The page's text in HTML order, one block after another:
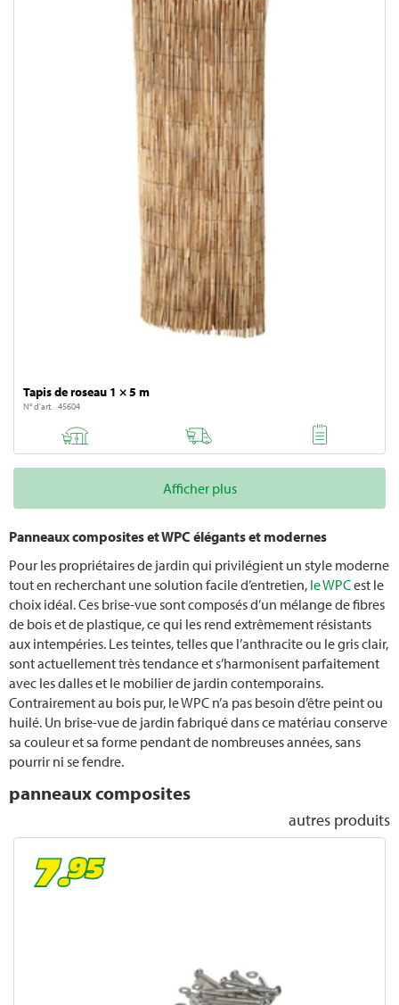
Tapis de roseau 1 × 5 m
N° d'art. 45604
Afficher plus
Panneaux composites et WPC élégants et modernes
Pour les propriétaires de jardin qui privilégient un style moderne
tout en recherchant une solution facile d’entretien, le WPCest le
choix idéal. Ces brise-vue sont composés d’un mélange de fibres
de bois et de plastique, ce qui les rend extrêmement résistants
aux intempéries. Les teintes, telles que l’anthracite ou le gris clair,
sont actuellement très tendance et s’harmonisent parfaitement
avec les dalles et le mobilier de jardin contemporains.
Contrairement au bois pur, le WPC n’a pas besoin d’être peint ou
huilé. Un brise-vue de jardin fabriqué dans ce matériau conserve
sa couleur et sa forme pendant de nombreuses années, sans
pourrir ni se fendre.
panneaux composites
autres produits
Conserver les pommes de terre
Taille des rosiers grimpants
Planter du chou-rave
Herbes aromatiques
Créer un jardin d’herbes aromatiques
Planter des poireaux
Planter de la lavande
Culture mixte
Travaux de jardinage mensuels
Paillage
Pressage
Protection anti-moustiques
Jardin naturel
Neophyte
Récolter des fruits